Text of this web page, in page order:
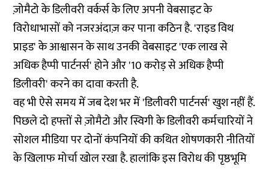
ज़ोमैटो के डिलीवरी वर्कर्स के लिए अपनी वेबसाइट के
विरोधाभासों को नजरअंदाज़ कर पाना कठिन है. 'राइड विथ
प्राइड' के आश्वासन के साथ उनकी वेबसाइट 'एक लाख से
अधिक हैप्पी पार्टनर्स' होने और '10 करोड़ से अधिक हैप्पी
डिलीवरी' करने का दावा करती है.
वह भी ऐसे समय में जब देश भर में 'डिलीवरी पार्टनर्स' खुश नहीं हैं.
पिछले दो हफ्तों से ज़ोमैटो और स्विगी के डिलीवरी कर्मचारियों ने
सोशल मीडिया पर दोनों कंपनियों की कथित शोषणकारी नीतियों
के खिलाफ मोर्चा खोल रखा है. हालांकि इस विरोध की पृष्ठभूमि